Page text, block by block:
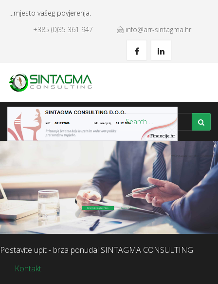
...mjesto vašeg povjerenja.
+385 (0)35 361 947
info@arr-sintagma.hr
VAŠ POSLOVNI PARTNER S POVJERENJEM!
Kontaktirajte Nas Naše Usluge
Postavite upit - brza ponuda! SINTAGMA CONSULTING
Kontakt